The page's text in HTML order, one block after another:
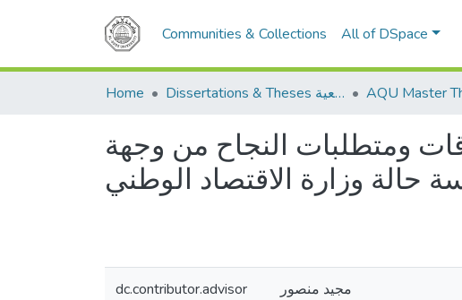
Communities & Collections All of DSpace
Home Dissertations & Theses الرسائل الجامعية
ومتطلبات النجاح من وجهة
dc.contributor.advisor مجيد منصور